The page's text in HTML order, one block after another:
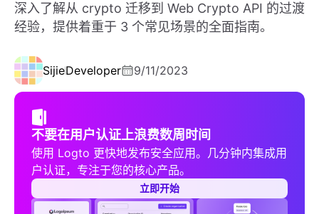
深入了解从 crypto 迁移到 Web Crypto API 的过渡
经验，提供着重于 3 个常见场景的全面指南。
SijieDeveloper 9/11/2023
不要在用户认证上浪费数周时间
使用 Logto 更快地发布安全应用。几分钟内集成用
户认证，专注于您的核心产品。
立即开始